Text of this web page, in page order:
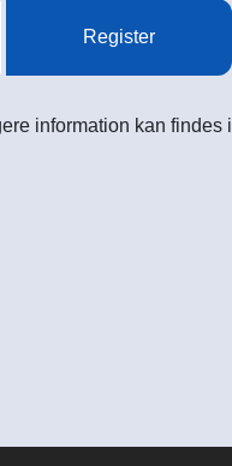
Register
information kan findes i